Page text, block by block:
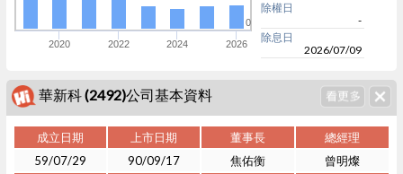
2020 2022 2024 2026
0
除權日
-
除息日
2026/07/09
華新科 (2492)公司基本資料
成立日期 上市日期 董事長
總經理
59/07/29
90/09/17 焦佑衡
曾明燦